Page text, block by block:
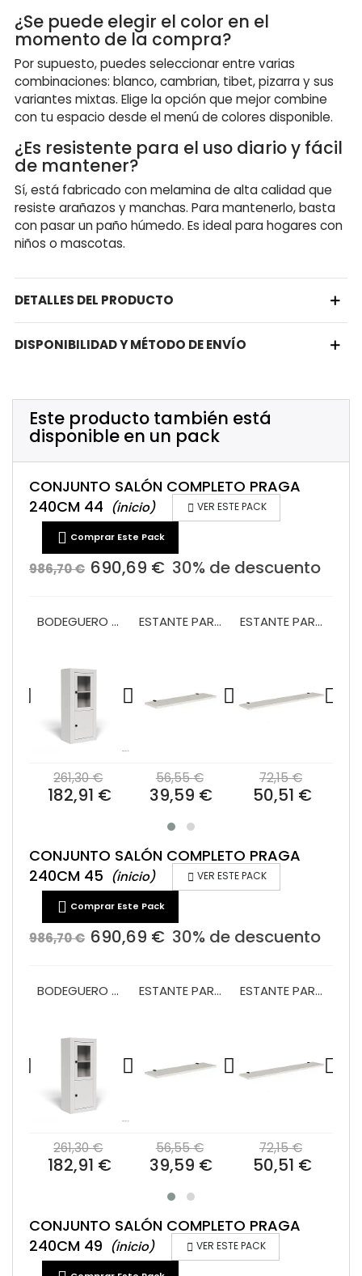
¿Se puede elegir el color en el
momento de la compra?
Por supuesto, puedes seleccionar entre varias
combinaciones: blanco, cambrian, tibet, pizarra y sus
variantes mixtas. Elige la opción que mejor combine
con tu espacio desde el menú de colores disponible.
¿Es resistente para el uso diario y fácil
de mantener?
Sí, está fabricado con melamina de alta calidad que
resiste arañazos y manchas. Para mantenerlo, basta
con pasar un paño húmedo. Es ideal para hogares con
niños o mascotas.
DETALLES DEL PRODUCTO
DISPONIBILIDAD Y MÉTODO DE ENVÍO
Este producto también está
disponible en un pack
CONJUNTO SALÓN COMPLETO PRAGA
240CM 44 (inicio)  VER ESTE PACK
 Comprar Este Pack
986,70 € 690,69 € 30% de descuento
BODEGUERO 60 CM MOD.PRAGA
261,30 €
182,91 €
ESTANTE PARED 120 PRAGA/BALI
56,55 €
39,59 €
ESTANTE PARED 180 PRAGA/BALI
72,15 €
50,51 €
CONJUNTO SALÓN COMPLETO PRAGA
240CM 45 (inicio)  VER ESTE PACK
 Comprar Este Pack
986,70 € 690,69 € 30% de descuento
BODEGUERO 60 CM MOD.PRAGA
261,30 €
182,91 €
ESTANTE PARED 120 PRAGA/BALI
56,55 €
39,59 €
ESTANTE PARED 180 PRAGA/BALI
72,15 €
50,51 €
CONJUNTO SALÓN COMPLETO PRAGA
240CM 49 (inicio)  VER ESTE PACK